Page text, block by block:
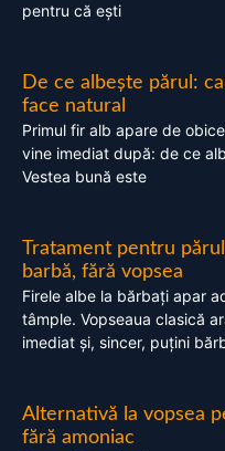
pentru că ești
De ce albește părul:
face natural
Primul fir alb apare de
vine imediat după: de ce
Vestea bună este
Tratament pentru
barbă, fără vopsea
Firele albe la bărbați apar
tâmple. Vopseaua clasică
imediat și, sincer, puțini
Alternativă la vopsea
fără amoniac